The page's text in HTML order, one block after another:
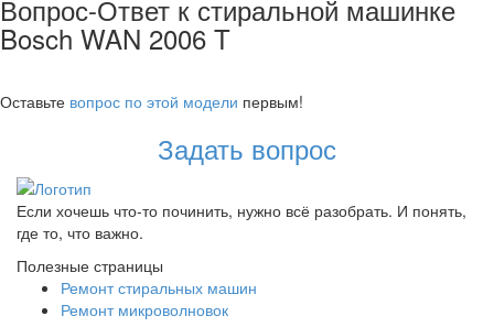
Вопрос-Ответ к стиральной машинке
Bosch WAN 2006 T
Оставьте вопрос по этой модели первым!
Задать вопрос
Если хочешь что-то починить, нужно всё разобрать. И понять,
где то, что важно.
Полезные страницы
Ремонт стиральных машин
Ремонт микроволновок